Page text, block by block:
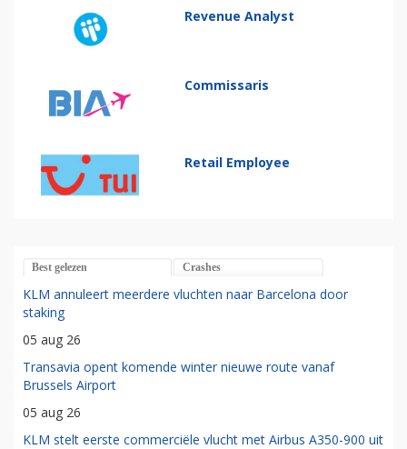
Revenue Analyst
Commissaris
Retail Employee
Best gelezen Crashes
KLM annuleert meerdere vluchten naar Barcelona door
staking
05 aug 26
Transavia opent komende winter nieuwe route vanaf
Brussels Airport
05 aug 26
KLM stelt eerste commerciële vlucht met Airbus A350-900 uit